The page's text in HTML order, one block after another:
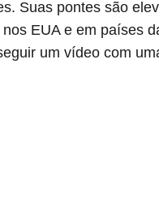
Suas pontes são
EUA e em países
um vídeo com